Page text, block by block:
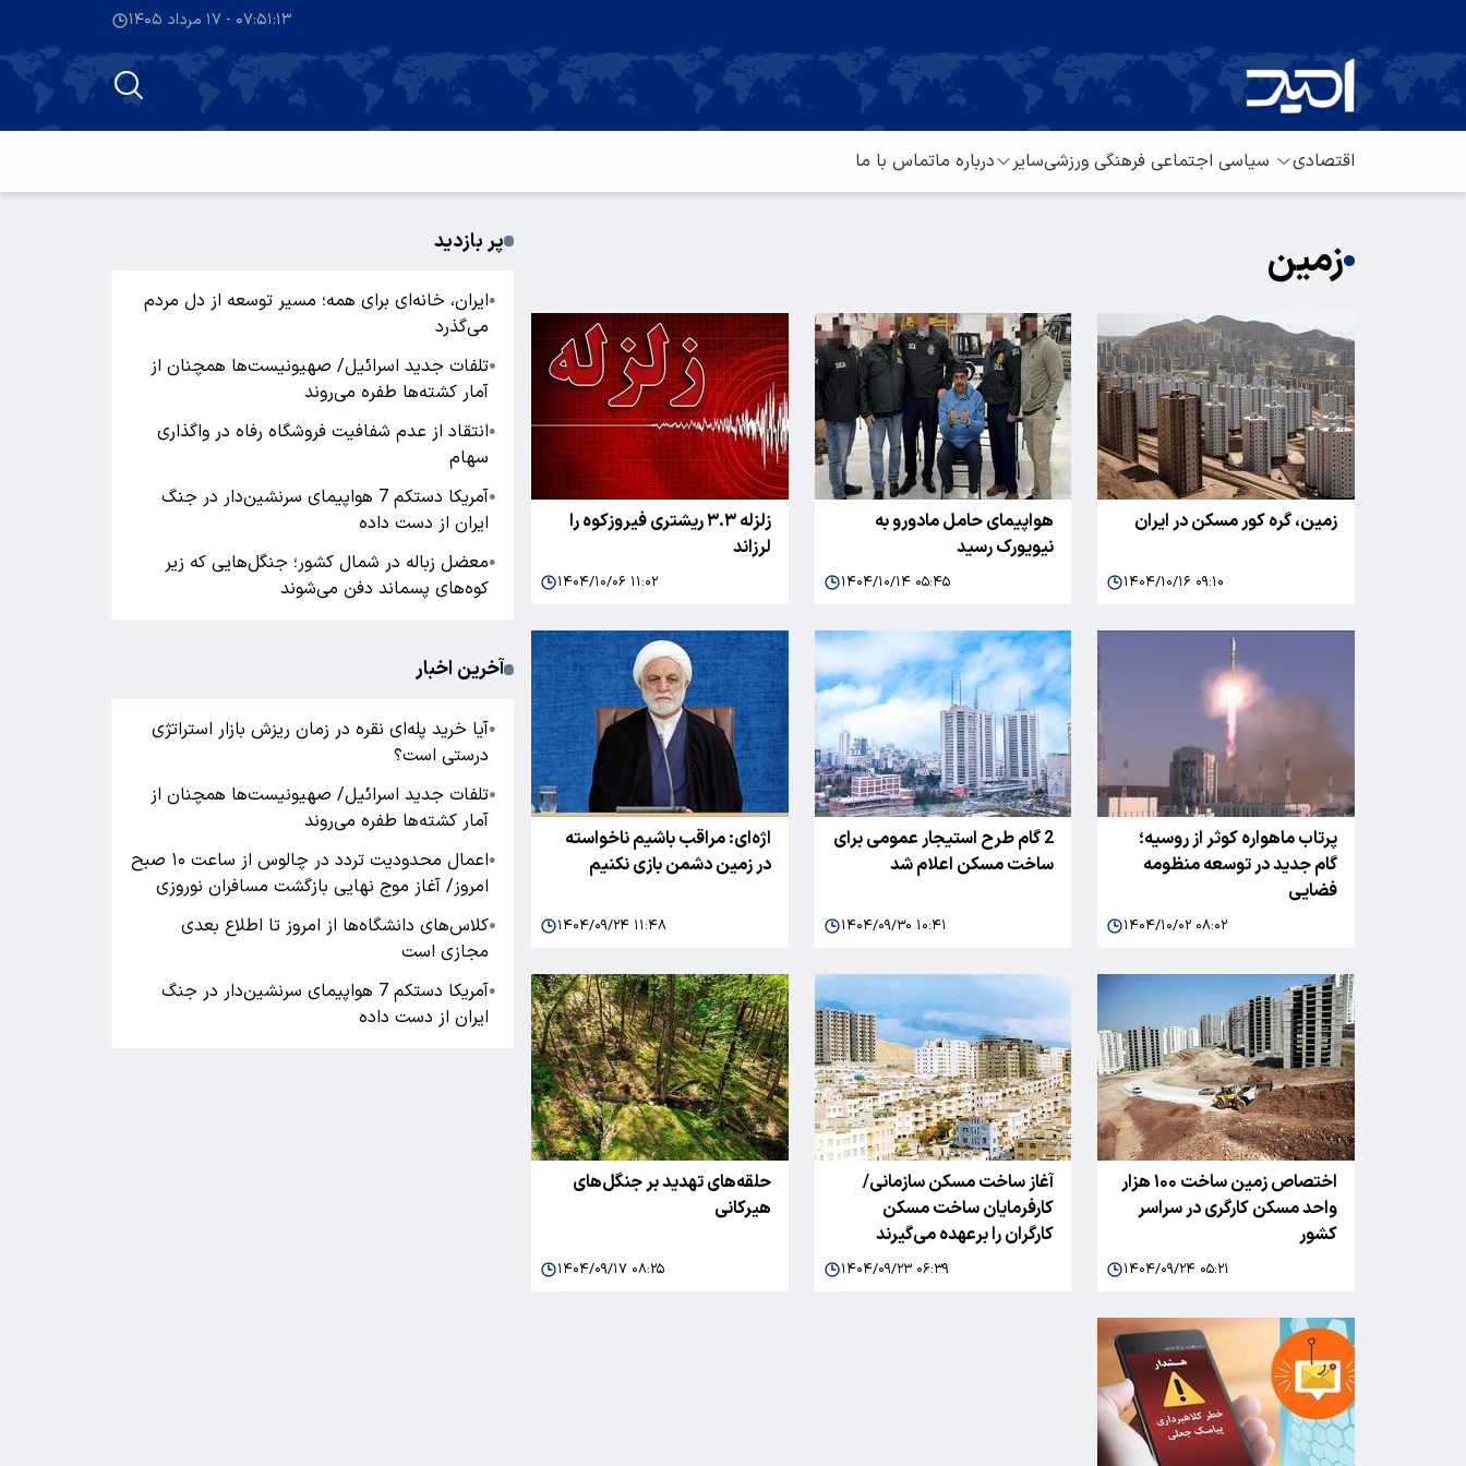
۰۷:۵۱:۱۳ - ۱۷ مرداد ۱۴۰۵
اقتصادی سیاسی اجتماعی فرهنگی ورزشیسایر درباره ماتماس با ما
زمین
زمین، گره کور مسکن در ایران
۱۴۰۴/۱۰/۱۶ ۰۹:۱۰
هواپیمای حامل مادورو به
نیویورک رسید
۱۴۰۴/۱۰/۱۴ ۰۵:۴۵
زلزله ۳.۳ ریشتری فیروزکوه را
لرزاند
۱۴۰۴/۱۰/۰۶ ۱۱:۰۲
پرتاب ماهواره کوثر از روسیه؛
گام جدید در توسعه‌ منظومه
فضایی
۱۴۰۴/۱۰/۰۲ ۰۸:۰۲
2 گام طرح استیجار عمومی برای
ساخت مسکن اعلام شد
۱۴۰۴/۰۹/۳۰ ۱۰:۴۱
اژه‌ای: مراقب باشیم ناخواسته
در زمین دشمن بازی نکنیم
۱۴۰۴/۰۹/۲۴ ۱۱:۴۸
اختصاص زمین ساخت ۱۰۰ هزار
واحد مسکن کارگری در سراسر
کشور
۱۴۰۴/۰۹/۲۴ ۰۵:۲۱
آغاز ساخت مسکن سازمانی/
کارفرمایان ساخت مسکن
کارگران را برعهده می‌گیرند
۱۴۰۴/۰۹/۲۳ ۰۶:۳۹
حلقه‌های تهدید بر جنگل‌های
هیرکانی
۱۴۰۴/۰۹/۱۷ ۰۸:۲۵
پر بازدید
●ایران، خانه‌ای برای همه؛ مسیر توسعه از دل مردم
می‌گذرد
●تلفات جدید اسرائیل/ صهیونیست‌ها همچنان از
آمار کشته‌ها طفره می‌روند
●انتقاد از عدم شفافیت فروشگاه رفاه در واگذاری
سهام
●
آمریکا دستکم 7 هواپیمای سرنشین‌دار در جنگ
ایران از دست داده
●معضل زباله در شمال کشور؛ جنگل‌هایی که زیر
کوه‌های پسماند دفن می‌شوند
آخرین اخبار
●آیا خرید پله‌ای نقره در زمان ریزش بازار استراتژی
درستی است؟
●تلفات جدید اسرائیل/ صهیونیست‌ها همچنان از
آمار کشته‌ها طفره می‌روند
●
اعمال محدودیت تردد در چالوس از ساعت ۱۰ صبح
امروز/ آغاز موج نهایی بازگشت مسافران نوروزی
●کلاس‌های دانشگاه‌ها از امروز تا اطلاع بعدی
مجازی است
●
آمریکا دستکم 7 هواپیمای سرنشین‌دار در جنگ
ایران از دست داده